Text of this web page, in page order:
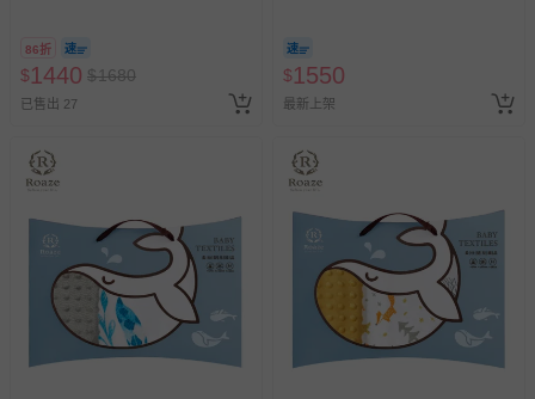
86折
$1440 $1680
已售出 27
$1550
最新上架